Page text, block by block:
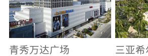
青秀万达广场 三亚希